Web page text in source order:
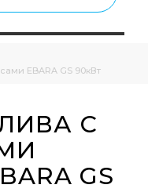
EBARA GS 90кВт
С
GS